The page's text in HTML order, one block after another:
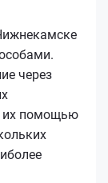
через
их помощью